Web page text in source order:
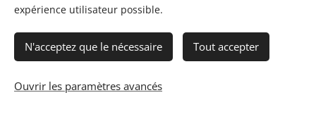
© 2023 Les recettes d'Henri-Luc. Tous droits réservés.
expérience utilisateur possible.
N'acceptez que le nécessaire Tout accepter
Ouvrir les paramètres avancés